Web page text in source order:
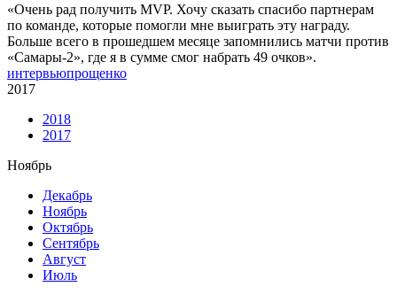
«Очень рад получить MVP. Хочу сказать спасибо партнерам
по команде, которые помогли мне выиграть эту награду.
Больше всего в прошедшем месяце запомнились матчи против
«Самары-2», где я в сумме смог набрать 49 очков».
интервьюпрощенко
2017
2018
2017
Ноябрь
Декабрь
Ноябрь
Октябрь
Сентябрь
Август
Июль